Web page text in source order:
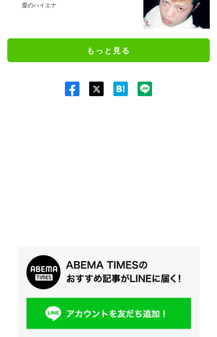
愛のハイエナ
もっと見る